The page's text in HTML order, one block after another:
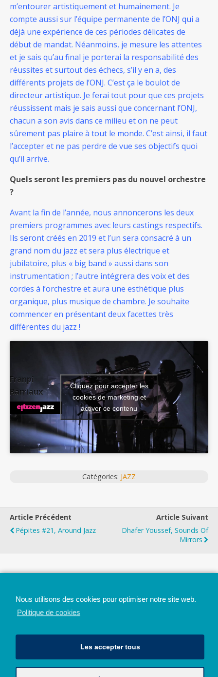
m’entourer artistiquement et humainement. Je
compte aussi sur l’équipe permanente de l’ONJ qui a
déjà une expérience de ces périodes délicates de
début de mandat. Néanmoins, je mesure les attentes
et je sais qu’au final je porterai la responsabilité des
réussites et surtout des échecs, s’il y en a, des
différents projets de l’ONJ. C’est ça le boulot de
directeur artistique. Je ferai tout pour que ces projets
réussissent mais je sais aussi que concernant l’ONJ,
chacun a son avis dans ce milieu et on ne peut
sûrement pas plaire à tout le monde. C’est ainsi, il faut
l’accepter et ne pas perdre de vue ses objectifs quoi
qu’il arrive.
Quels seront les premiers pas du nouvel orchestre
?
Avant la fin de l’année, nous annoncerons les deux
premiers programmes avec leurs castings respectifs.
Ils seront créés en 2019 et l’un sera consacré à un
grand nom du jazz et sera plus électrique et
jubilatoire, plus « big band » aussi dans son
instrumentation ; l’autre intégrera des voix et des
cordes à l’orchestre et aura une esthétique plus
organique, plus musique de chambre. Je souhaite
commencer en présentant deux facettes très
différentes du jazz !
Franpi
Barriaux
Cliquez pour accepter les
cookies de marketing et
activer ce contenu
Catégories: JAZZ
Article Précédent
Pépites #21, Around Jazz
Article Suivant
Dhafer Youssef, Sounds Of
Mirrors
Nous utilisons des cookies pour optimiser notre site web.
Politique de cookies
Les accepter tous